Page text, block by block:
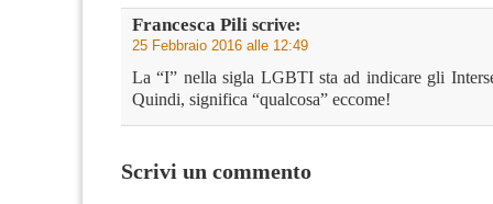
Francesca Pili scrive:
25 Febbraio 2016 alle 12:49
La “I” nella sigla LGBTI sta ad indicare gli
Quindi, significa “qualcosa” eccome!
Scrivi un commento